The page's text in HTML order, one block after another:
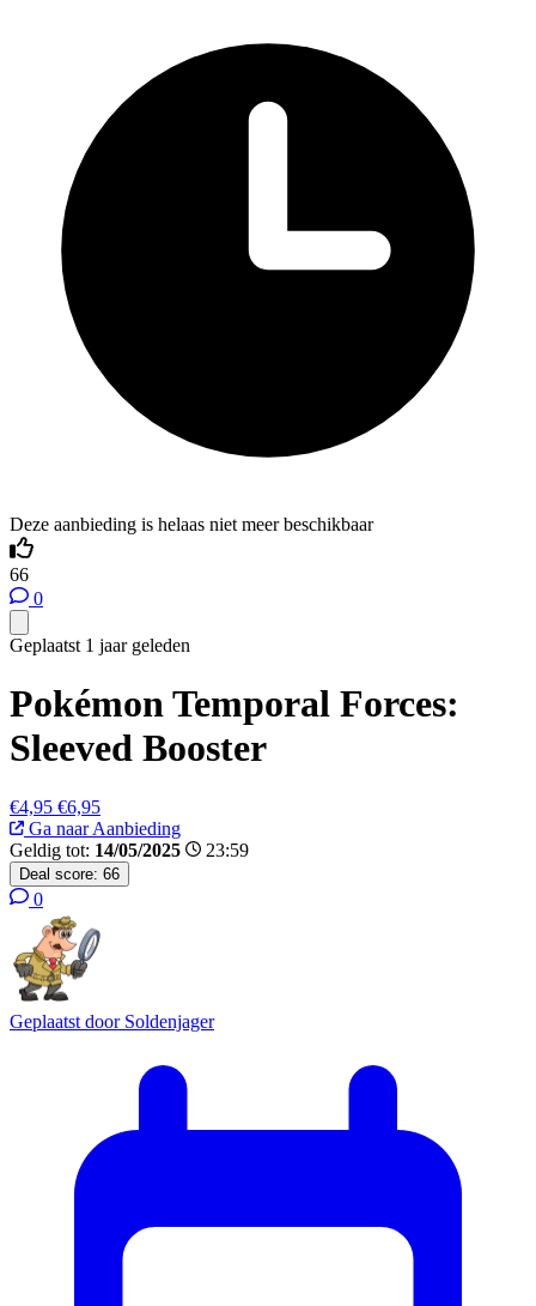
Deze aanbieding is helaas niet meer beschikbaar
66
0
Geplaatst 1 jaar geleden
Pokémon Temporal Forces:
Sleeved Booster
€4,95 €6,95
Ga naar Aanbieding
Geldig tot: 14/05/2025 23:59
Deal score: 66
0
Geplaatst door Soldenjager